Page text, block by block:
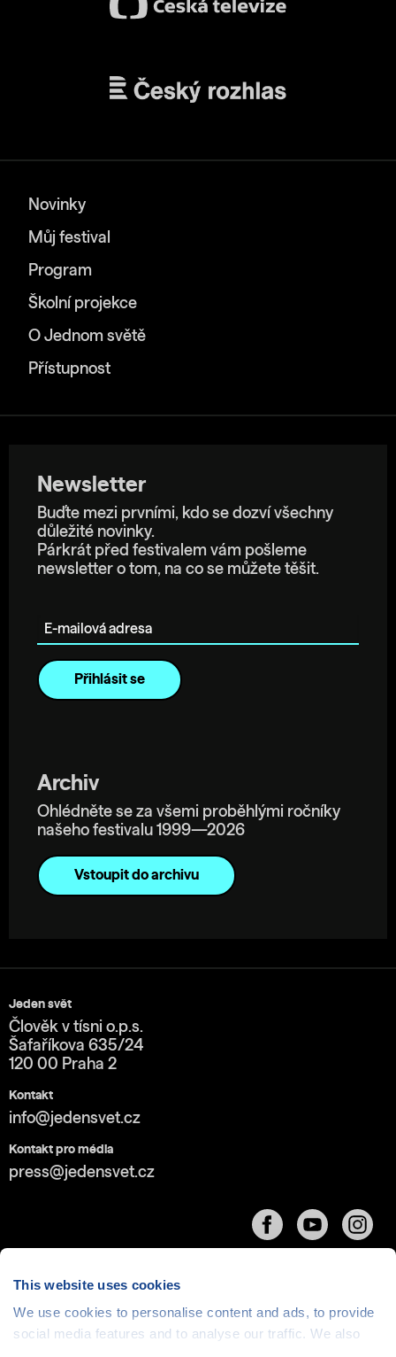
This website uses cookies
We use cookies to personalise content and ads, to provide
social media features and to analyse our traffic. We also
Novinky
Můj festival
Program
Školní projekce
O Jednom světě
Přístupnost
Newsletter
Buďte mezi prvními, kdo se dozví všechny
důležité novinky.
Párkrát před festivalem vám pošleme
newsletter o tom, na co se můžete těšit.
Archiv
Ohlédněte se za všemi proběhlými ročníky
našeho festivalu 1999—2026
Vstoupit do archivu
Jeden svět
Člověk v tísni o.p.s.
Šafaříkova 635/24
120 00 Praha 2
Kontakt
info@jedensvet.cz
Kontakt pro média
press@jedensvet.cz
Cookies| © 1999-2026 Člověk v tísni o.p.s., web běží